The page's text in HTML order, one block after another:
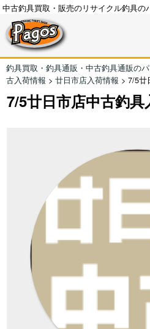
中古釣具買取・販売のリサイクル釣具の
釣具買取・釣具通販・中古釣具通販の
古入荷情報 > 廿日市店入荷情報 > 7/5廿
7/5廿日市店中古釣具